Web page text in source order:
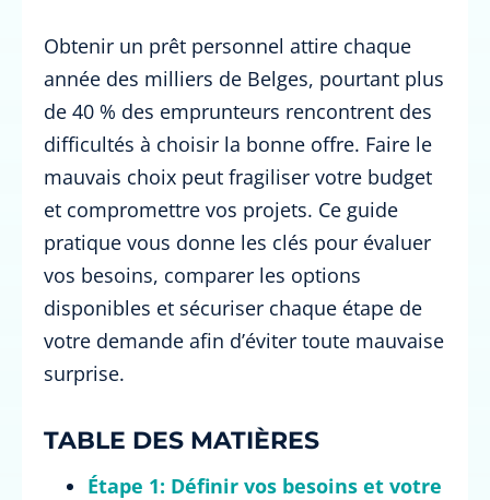
Obtenir un prêt personnel attire chaque
année des milliers de Belges, pourtant plus
de 40 % des emprunteurs rencontrent des
difficultés à choisir la bonne offre. Faire le
mauvais choix peut fragiliser votre budget
et compromettre vos projets. Ce guide
pratique vous donne les clés pour évaluer
vos besoins, comparer les options
disponibles et sécuriser chaque étape de
votre demande afin d’éviter toute mauvaise
surprise.
TABLE DES MATIÈRES
Étape 1: Définir vos besoins et votre